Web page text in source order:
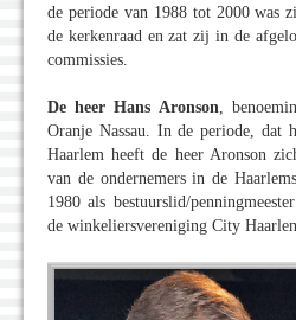
de periode van 1988 tot 2000 was
de kerkenraad en zat zij in de
commissies.
De heer Hans Aronson,
Oranje Nassau. In de periode, dat
Haarlem heeft de heer Aronson
van de ondernemers in de
1980 als bestuurslid/
de winkeliersvereniging City